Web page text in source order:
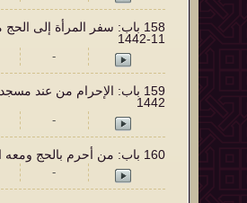
11-1442
-
1442
-
160 باب: من أحرم بالحج ومعه الهدي 27-11-1442
-